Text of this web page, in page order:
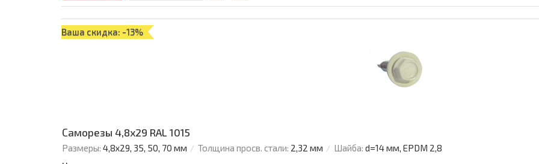
Ваша скидка: -13%
Саморезы 4,8х29 RAL 1015
Размеры: 4,8х29, 35, 50, 70 мм Толщина просв. стали: 2,32 мм Шайба: d=14 мм, EPDM 2,8